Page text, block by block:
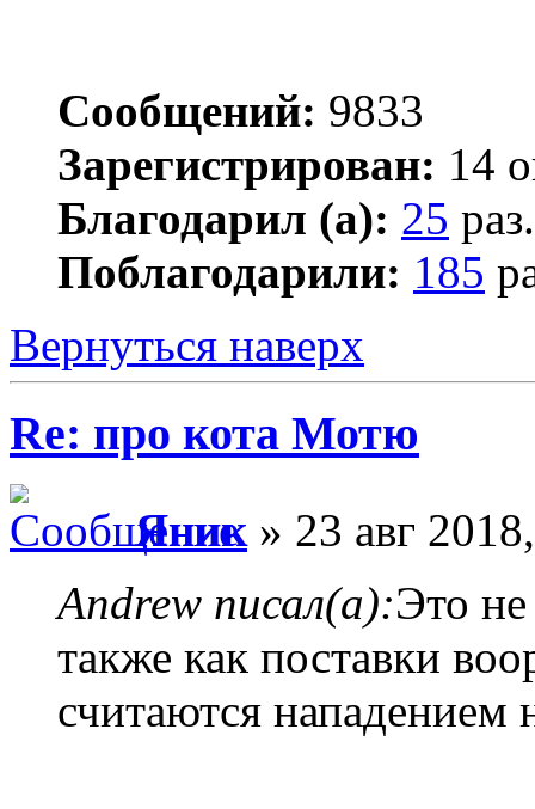
Сообщений: 9833
Зарегистрирован: 14
Благодарил (а): 25 раз.
Поблагодарили: 185
Вернуться наверх
Re: про кота Мотю
Яник» 23 авг
Andrew писал(а):Это не
также как поставки
считаются нападением